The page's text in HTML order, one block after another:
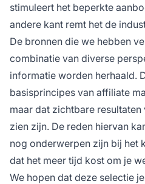
stimuleert het beperkte
andere kant remt het de
De bronnen die we hebben
combinatie van diverse
informatie worden herhaald.
basisprincipes van affiliate
maar dat zichtbare
zien zijn. De reden hiervan
nog onderwerpen zijn bij het
dat het meer tijd kost om je
We hopen dat deze selectie